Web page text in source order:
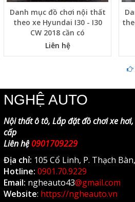
Danh mục đồ chơi nội thất
theo xe Hyundai I30 - I30
CW 2018 cần có
Liên hệ
NGHỆ AUTO
Nội thất ô tô, Lắp đặt đồ chơi xe
cấp
Liên hệ 0901709229
Địa chỉ: 105 Cổ Linh, P. Thạch
Hotline: 0901.70.9229
Email: ngheauto43@gmail.com
Website: https://ngheauto.vn